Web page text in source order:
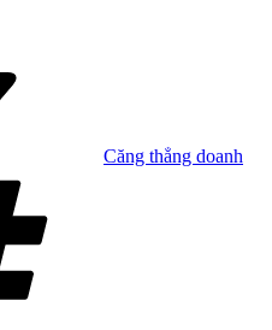
Căng thẳng doanh